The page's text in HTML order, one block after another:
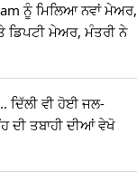
ਨੂੰ ਮਿਲਿਆ ਨਵਾਂ ਮੇਅਰ,
ਡਿਪਟੀ ਮੇਅਰ, ਮੰਤਰੀ ਨੇ
ਦਿੱਲੀ ਵੀ ਹੋਈ ਜਲ-
ਦੀ ਤਬਾਹੀ ਦੀਆਂ ਵੇਖੋ